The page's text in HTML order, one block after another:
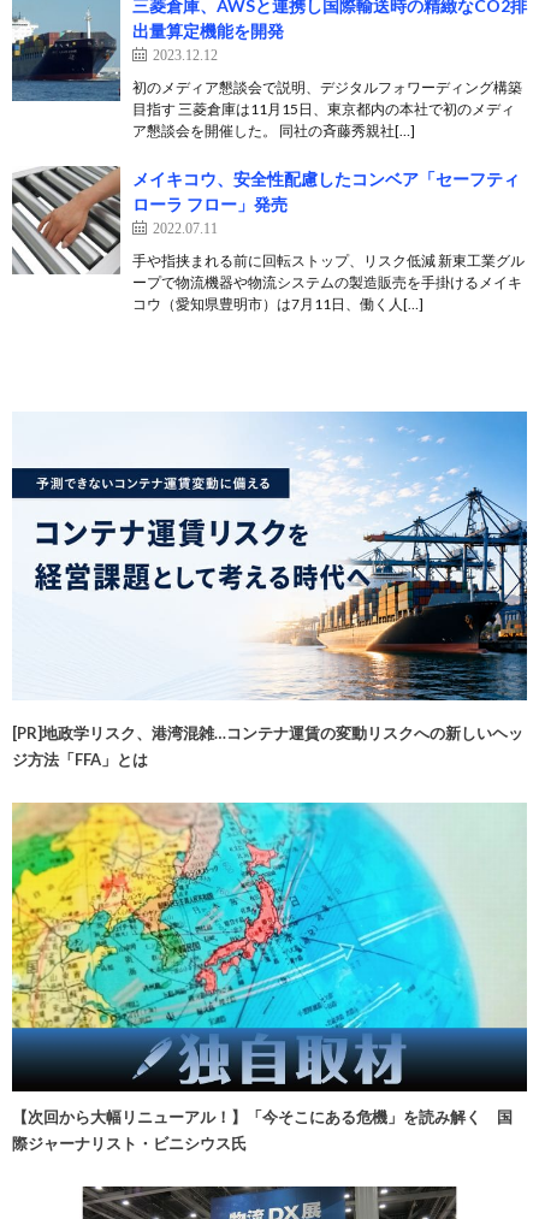
三菱倉庫、AWSと連携し国際輸送時の精緻なCO2排
出量算定機能を開発
2023.12.12
初のメディア懇談会で説明、デジタルフォワーディング構築
目指す 三菱倉庫は11月15日、東京都内の本社で初のメディ
ア懇談会を開催した。 同社の斉藤秀親社[…]
メイキコウ、安全性配慮したコンベア「セーフティ
ローラ フロー」発売
2022.07.11
手や指挟まれる前に回転ストップ、リスク低減 新東工業グル
ープで物流機器や物流システムの製造販売を手掛けるメイキ
コウ（愛知県豊明市）は7月11日、働く人[…]
[PR]地政学リスク、港湾混雑…コンテナ運賃の変動リスクへの新しいヘッ
ジ方法「FFA」とは
【次回から大幅リニューアル！】「今そこにある危機」を読み解く 国
際ジャーナリスト・ビニシウス氏